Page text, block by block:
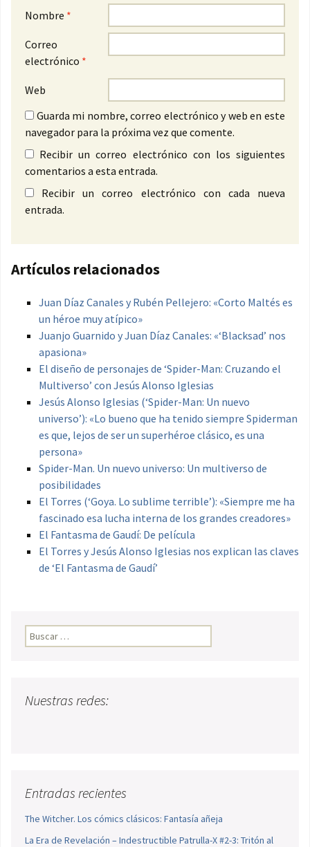
Nombre *
Correo
electrónico *
Web
Guarda mi nombre, correo electrónico y web en este
navegador para la próxima vez que comente.
Recibir un correo electrónico con los siguientes
comentarios a esta entrada.
Recibir un correo electrónico con cada nueva
entrada.
Artículos relacionados
Juan Díaz Canales y Rubén Pellejero: «Corto Maltés es
un héroe muy atípico»
Juanjo Guarnido y Juan Díaz Canales: «‘Blacksad’ nos
apasiona»
El diseño de personajes de ‘Spider-Man: Cruzando el
Multiverso’ con Jesús Alonso Iglesias
Jesús Alonso Iglesias (‘Spider-Man: Un nuevo
universo’): «Lo bueno que ha tenido siempre Spiderman
es que, lejos de ser un superhéroe clásico, es una
persona»
Spider-Man. Un nuevo universo: Un multiverso de
posibilidades
El Torres (‘Goya. Lo sublime terrible’): «Siempre me ha
fascinado esa lucha interna de los grandes creadores»
El Fantasma de Gaudí: De película
El Torres y Jesús Alonso Iglesias nos explican las claves
de ‘El Fantasma de Gaudí’
Buscar:
Nuestras redes:
Entradas recientes
The Witcher. Los cómics clásicos: Fantasía añeja
La Era de Revelación – Indestructible Patrulla-X #2-3: Tritón al